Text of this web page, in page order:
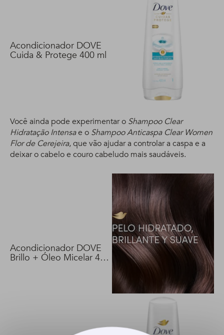
Acondicionador DOVE
Cuida & Protege 400 ml
Você ainda pode experimentar o Shampoo Clear
Hidratação Intensae o Shampoo Anticaspa Clear Women
Flor de Cerejeira, que vão ajudar a controlar a caspa e a
deixar o cabelo e couro cabeludo mais saudáveis.
Acondicionador DOVE
Brillo + Óleo Micelar 400